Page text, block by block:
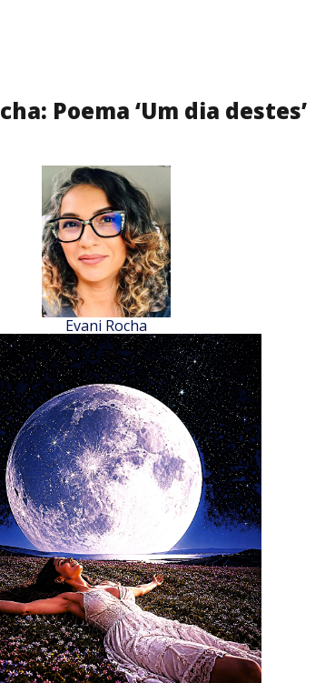
Poema ‘Um dia destes’
Evani Rocha